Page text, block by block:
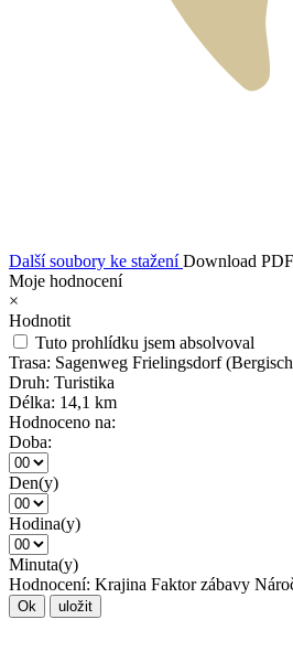
Další soubory ke staženíDownload PDF
Moje hodnocení
×
Hodnotit
Tuto prohlídku jsem absolvoval
Trasa: Sagenweg Frielingsdorf
Druh: Turistika
Délka: 14,1 km
Hodnoceno na:
Doba:
Den(y)
Hodina(y)
Minuta(y)
Hodnocení: Krajina Faktor zábavy
Ok uložit